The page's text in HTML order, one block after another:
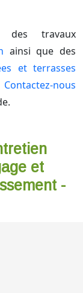
des travaux
ainsi que des
et terrasses
Contactez-nous
et
-